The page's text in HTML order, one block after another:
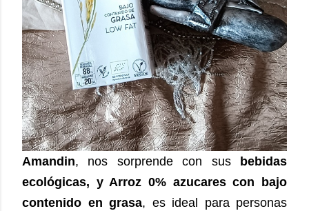
Amandin, nos sorprende con sus
bebidas
ecológicas, y Arroz 0% azucares con bajo
contenido en grasa, es ideal para personas